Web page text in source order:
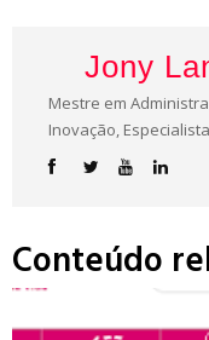
Jony
Mestre em
Inovação,
Conteúdo